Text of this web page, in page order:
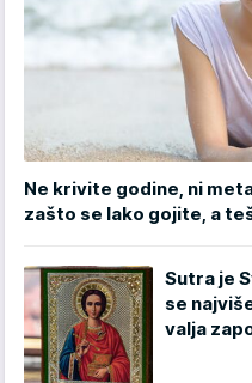
Ne krivite godine, ni
zašto se lako gojite, a
Sutra je
se
valja